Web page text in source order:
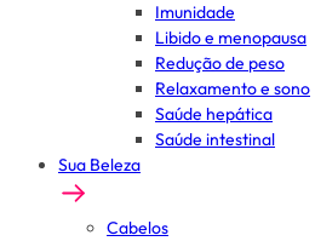
Imunidade
Libido e menopausa
Redução de peso
Relaxamento e sono
Saúde hepática
Saúde intestinal
Sua Beleza
Cabelos